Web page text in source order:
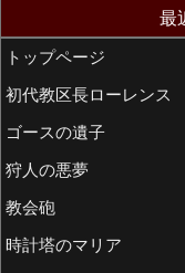
最
トップページ
初代教区長ローレンス
ゴースの遺子
狩人の悪夢
教会砲
時計塔のマリア